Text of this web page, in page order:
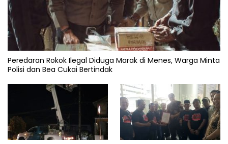
Peredaran Rokok Ilegal Diduga Marak di Menes, Warga Minta
Polisi dan Bea Cukai Bertindak